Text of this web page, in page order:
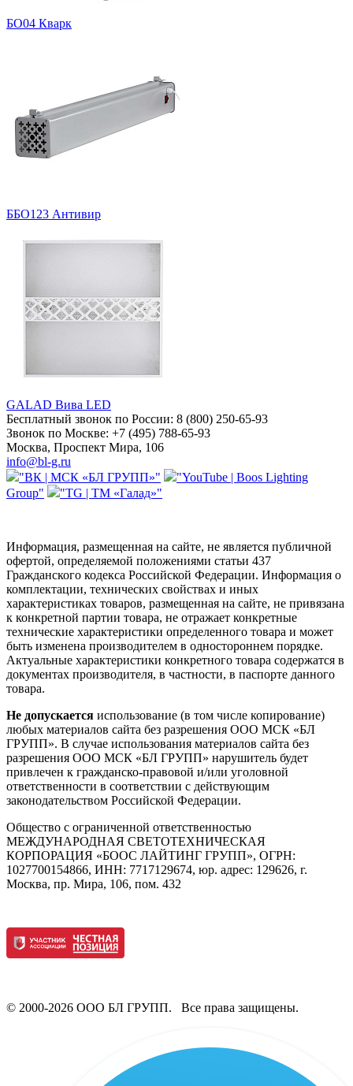
БО04 Кварк
ББО123 Антивир
GALAD Вива LED
Бесплатный звонок по России: 8 (800) 250-65-93
Звонок по Москве: +7 (495) 788-65-93
Москва, Проспект Мира, 106
info@bl-g.ru
"ВК | МСК «БЛ ГРУПП»"
"YouTube | Boos Lighting
Group"
"TG | ТМ «Галад»"
Информация, размещенная на сайте, не является публичной
офертой, определяемой положениями статьи 437
Гражданского кодекса Российской Федерации. Информация о
комплектации, технических свойствах и иных
характеристиках товаров, размещенная на сайте, не привязана
к конкретной партии товара, не отражает конкретные
технические характеристики определенного товара и может
быть изменена производителем в одностороннем порядке.
Актуальные характеристики конкретного товара содержатся в
документах производителя, в частности, в паспорте данного
товара.
Не допускается использование (в том числе копирование)
любых материалов сайта без разрешения ООО МСК «БЛ
ГРУПП». В случае использования материалов сайта без
разрешения ООО МСК «БЛ ГРУПП» нарушитель будет
привлечен к гражданско-правовой и/или уголовной
ответственности в соответствии с действующим
законодательством Российской Федерации.
Общество с ограниченной ответственностью
МЕЖДУНАРОДНАЯ СВЕТОТЕХНИЧЕСКАЯ
КОРПОРАЦИЯ «БООС ЛАЙТИНГ ГРУПП», ОГРН:
1027700154866, ИНН: 7717129674, юр. адрес: 129626, г.
Москва, пр. Мира, 106, пом. 432
© 2000-2026 ООО БЛ ГРУПП. Все права защищены.